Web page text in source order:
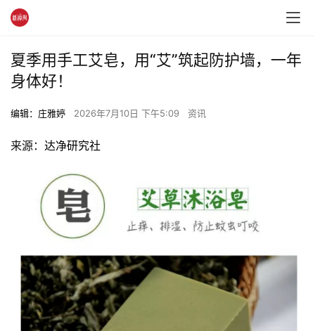
夏季用手工艾皂，用“艾”筑起防护墙，一年
身体好！
编辑：庄雅婷 2026年7月10日 下午5:09 资讯
来源： 达净研究社